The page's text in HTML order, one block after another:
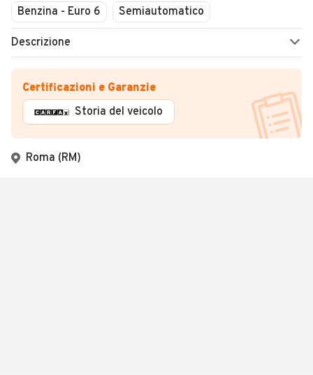
Benzina - Euro 6
Semiautomatico
Descrizione
Certificazioni e Garanzie
Storia del veicolo
Roma (RM)